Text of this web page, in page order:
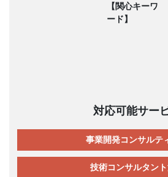
【関心キーワ
ード】
対応可能サー
事業開発コンサルテ
技術コンサルタン